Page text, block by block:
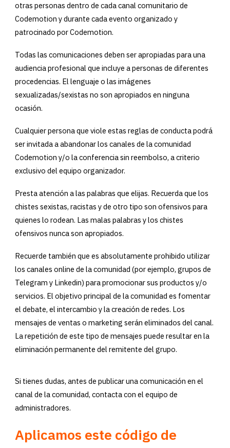
otras personas dentro de cada canal comunitario de
Codemotion y durante cada evento organizado y
patrocinado por Codemotion.
Todas las comunicaciones deben ser apropiadas para una
audiencia profesional que incluye a personas de diferentes
procedencias. El lenguaje o las imágenes
sexualizadas/sexistas no son apropiados en ninguna
ocasión.
Cualquier persona que viole estas reglas de conducta podrá
ser invitada a abandonar los canales de la comunidad
Codemotion y/o la conferencia sin reembolso, a criterio
exclusivo del equipo organizador.
Presta atención a las palabras que elijas. Recuerda que los
chistes sexistas, racistas y de otro tipo son ofensivos para
quienes lo rodean. Las malas palabras y los chistes
ofensivos nunca son apropiados.
Recuerde también que es absolutamente prohibido utilizar
los canales online de la comunidad (por ejemplo, grupos de
Telegram y Linkedin) para promocionar sus productos y/o
servicios. El objetivo principal de la comunidad es fomentar
el debate, el intercambio y la creación de redes. Los
mensajes de ventas o marketing serán eliminados del canal.
La repetición de este tipo de mensajes puede resultar en la
eliminación permanente del remitente del grupo.
Si tienes dudas, antes de publicar una comunicación en el
canal de la comunidad, contacta con el equipo de
administradores.
Aplicamos este código de